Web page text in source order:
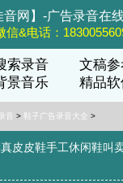
音网】-广告录音在
信&电话：
索录音 文稿参
景音乐 精品软
音 > 鞋子广告录音大全 >
皮皮鞋手工休闲鞋叫